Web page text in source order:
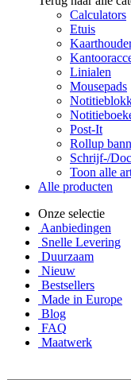
Calculators
Etuis
Linialen
Mousepads
Post-It
Rollup
Schrijf-/
Toon alle
Alle producten
Onze selectie
Aanbiedingen
Snelle Levering
Duurzaam
Nieuw
Bestsellers
Made in Europe
Blog
FAQ
Maatwerk